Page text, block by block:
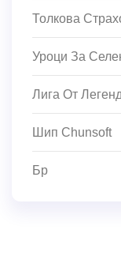
Толкова
Уроци За
Лига От
Шип Chunsoft
Бр